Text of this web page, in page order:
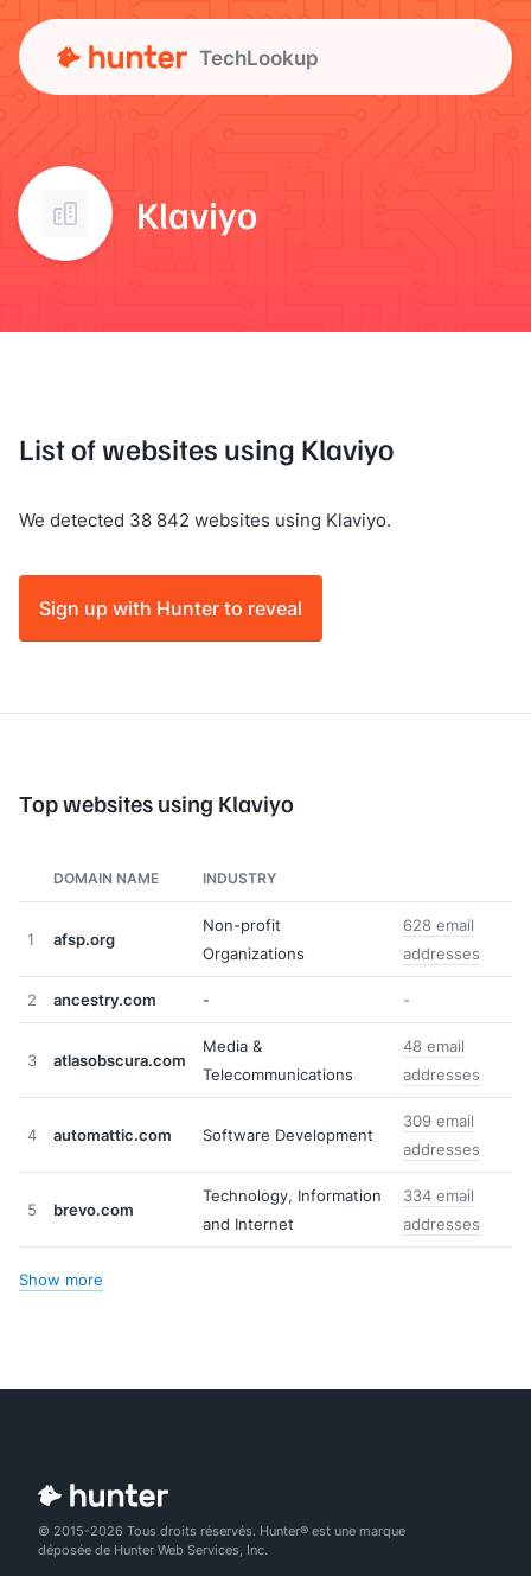
TechLookup
Klaviyo
List of websites using Klaviyo
We detected 38 842 websites using Klaviyo.
Sign up with Hunter to reveal
Top websites using Klaviyo
DOMAIN NAME INDUSTRY
1 afsp.org
Non-profit
Organizations
628 email
addresses
2 ancestry.com - -
3 atlasobscura.com
Media &
Telecommunications
48 email
addresses
4 automattic.com Software Development
309 email
addresses
5 brevo.com
Technology, Information
and Internet
334 email
addresses
Show more
© 2015-2026 Tous droits réservés. Hunter® est une marque
déposée de Hunter Web Services, Inc.